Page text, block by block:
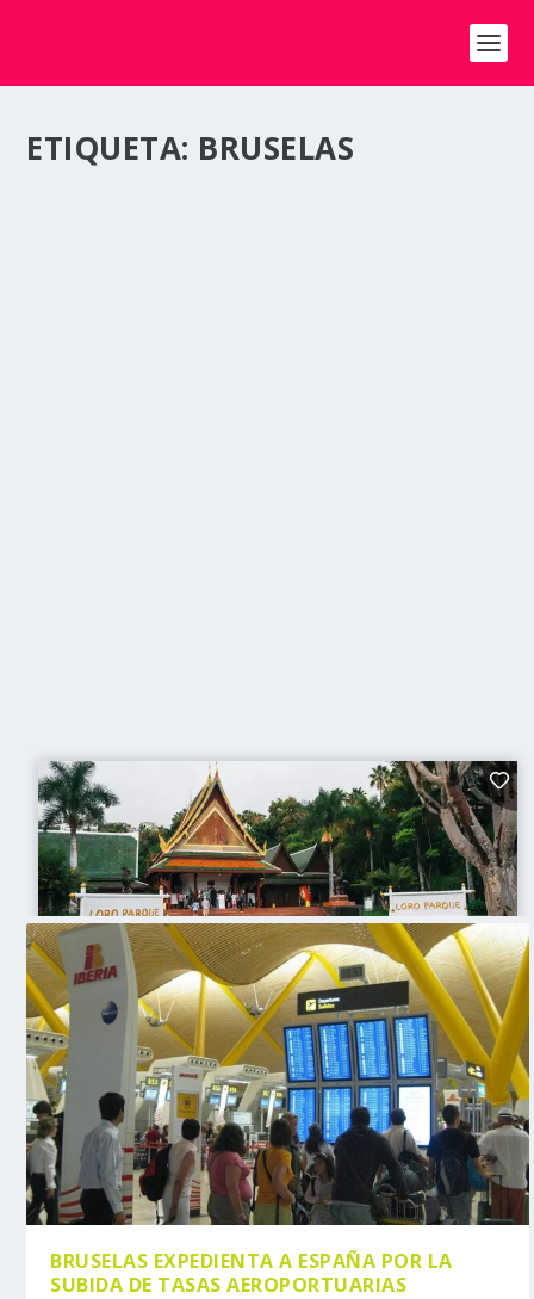
ETIQUETA: BRUSELAS
BRUSELAS EXPEDIENTA A ESPAÑA POR LA
SUBIDA DE TASAS AEROPORTUARIAS